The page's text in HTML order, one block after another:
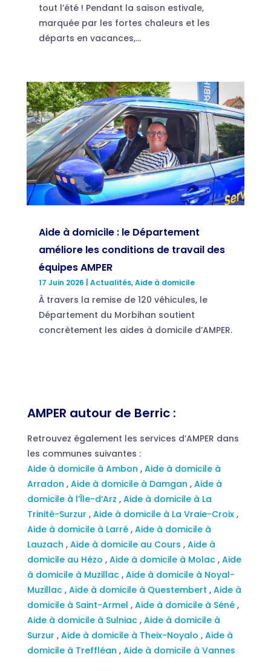
tout l’été ! Pendant la saison estivale,
marquée par les fortes chaleurs et les
départs en vacances,...
Aide à domicile : le Département
améliore les conditions de travail des
équipes AMPER
17 Juin 2026 Actualités,Aide à domicile
À travers la remise de 120 véhicules, le
Département du Morbihan soutient
concrètement les aides à domicile d’AMPER.
AMPER autour de Berric :
Retrouvez également les services d’AMPER dans
les communes suivantes :
Aide à domicile à Ambon , Aide à domicile à
Arradon , Aide à domicile à Damgan , Aide à
domicile à l’Île-d’Arz , Aide à domicile à La
Trinité-Surzur , Aide à domicile à La Vraie-Croix ,
Aide à domicile à Larré , Aide à domicile à
Lauzach , Aide à domicile au Cours , Aide à
domicile au Hézo , Aide à domicile à Molac , Aide
à domicile à Muzillac , Aide à domicile à Noyal-
Muzillac , Aide à domicile à Questembert , Aide à
domicile à Saint-Armel , Aide à domicile à Séné ,
Aide à domicile à Sulniac , Aide à domicile à
Surzur , Aide à domicile à Theix-Noyalo , Aide à
domicile à Treffléan , Aide à domicile à Vannes